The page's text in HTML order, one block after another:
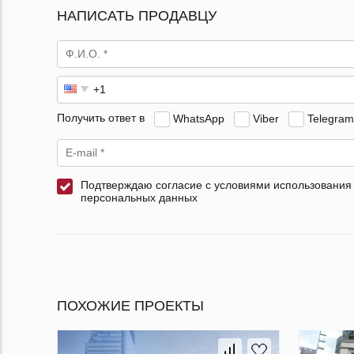
НАПИСАТЬ ПРОДАВЦУ
Получить ответ в WhatsApp Viber Telegram
Подтверждаю согласие с условиями использования
персональных данных
ПОХОЖИЕ ПРОЕКТЫ